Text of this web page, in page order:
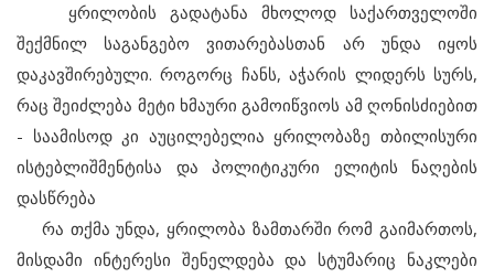
ყრილობის გადატანა მხოლოდ საქართველოში
შექმნილ საგანგებო ვითარებასთან არ უნდა იყოს
დაკავშირებული. როგორც ჩანს, აჭარის ლიდერს სურს,
რაც შეიძლება მეტი ხმაური გამოიწვიოს ამ ღონისძიებით
- საამისოდ კი აუცილებელია ყრილობაზე თბილისური
ისტებლიშმენტისა და პოლიტიკური ელიტის ნაღების
დასწრება
რა თქმა უნდა, ყრილობა ზამთარში რომ გაიმართოს,
მისდამი ინტერესი შენელდება და სტუმარიც ნაკლები